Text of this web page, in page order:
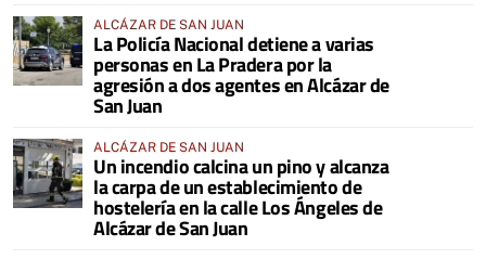
ALCÁZAR DE SAN JUAN
La Policía Nacional detiene a varias
personas en La Pradera por la
agresión a dos agentes en Alcázar de
San Juan
ALCÁZAR DE SAN JUAN
Un incendio calcina un pino y alcanza
la carpa de un establecimiento de
hostelería en la calle Los Ángeles de
Alcázar de San Juan